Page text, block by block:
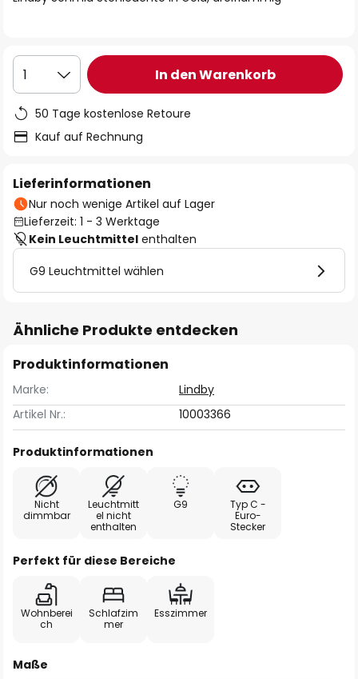
1 In den Warenkorb
50 Tage kostenlose Retoure
Kauf auf Rechnung
Lieferinformationen
Nur noch wenige Artikel auf Lager
Lieferzeit: 1 - 3 Werktage
Kein Leuchtmittel enthalten
G9 Leuchtmittel wählen
Ähnliche Produkte entdecken
Produktinformationen
Marke:
Lindby
Artikel Nr.:
10003366
Produktinformationen
Nicht
dimmbar
Leuchtmitt
el nicht
enthalten
G9
Typ C -
Euro-
Stecker
Perfekt für diese Bereiche
Wohnberei
ch
Schlafzim
mer
Esszimmer
Maße